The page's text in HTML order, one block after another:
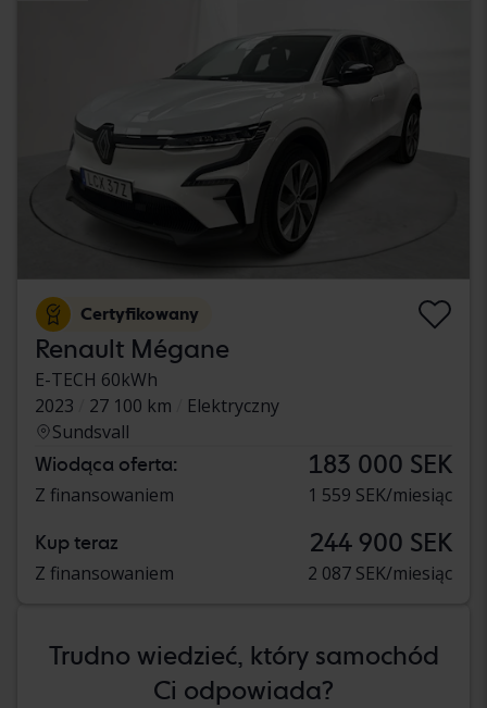
Certyfikowany
Renault Mégane
E-TECH 60kWh
2023
27 100 km
Elektryczny
Sundsvall
Wiodąca oferta: 183 000 SEK
Z finansowaniem 1 559 SEK/miesiąc
Kup teraz 244 900 SEK
Z finansowaniem 2 087 SEK/miesiąc
Trudno wiedzieć, który samochód
Ci odpowiada?